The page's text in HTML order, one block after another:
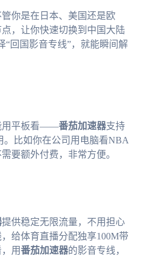
你是在日本、美国还是欧
，让你快速切换到中国大陆
“回国影音专线”，就能瞬间解
用平板看——番茄加速器支持
。比如你在公司用电脑看NBA
要额外付费，非常方便。
提供稳定无限流量，不用担心
给体育直播分配独享100M带
用番茄加速器的影音专线，